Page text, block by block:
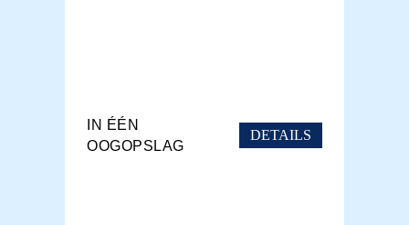
IN ÉÉN
OOGOPSLAG
DETAILS